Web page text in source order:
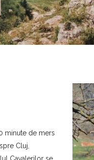
minute de mers
Cluj,